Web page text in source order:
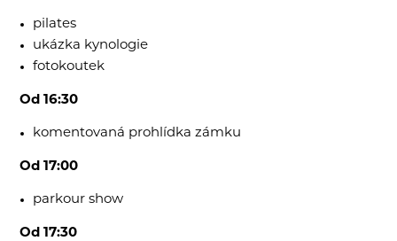
pilates
ukázka kynologie
fotokoutek
Od 16:30
komentovaná prohlídka zámku
Od 17:00
parkour show
Od 17:30